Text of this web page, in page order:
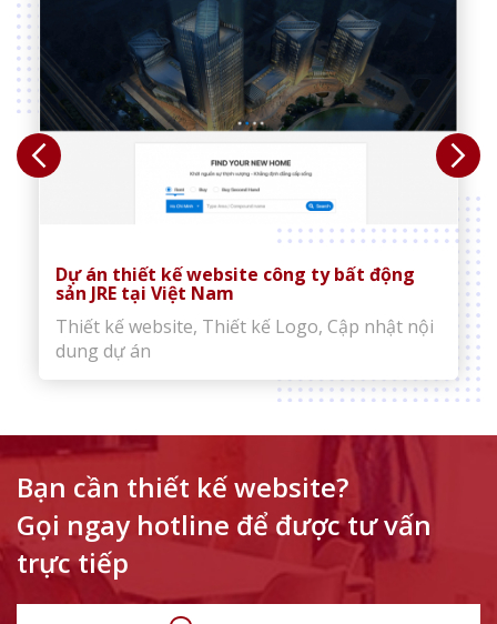
Dự án thiết kế website công ty bất động
sản JRE tại Việt Nam
Thiết kế website, Thiết kế Logo, Cập nhật nội
dung dự án
Bạn cần thiết kế website?
Gọi ngay hotline để được tư vấn
trực tiếp